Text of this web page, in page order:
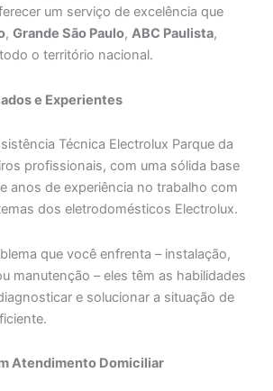
um serviço de excelência que
,Grande São Paulo,ABC Paulista,
o território nacional.
e Experientes
Técnica Electrolux Parque da
profissionais, com uma sólida base
anos de experiência no trabalho com
dos eletrodomésticos Electrolux.
que você enfrenta – instalação,
manutenção – eles têm as habilidades
e solucionar a situação de
Atendimento Domiciliar